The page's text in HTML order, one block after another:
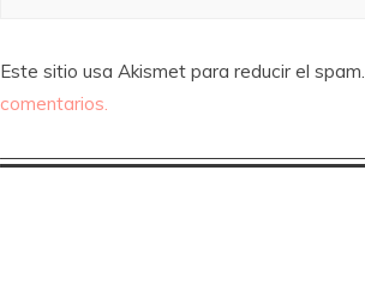
Este sitio usa Akismet para reducir el spam.
comentarios.